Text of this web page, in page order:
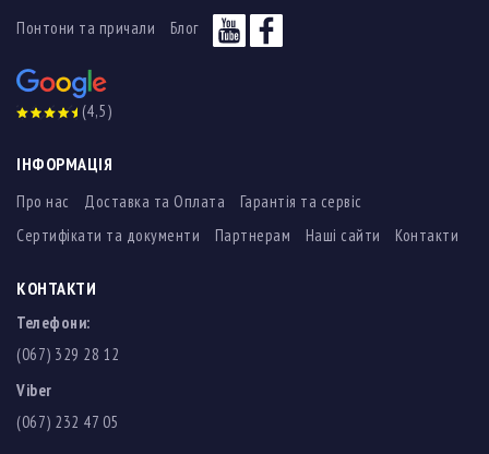
Понтони та причали Блог
(4,5)
ІНФОРМАЦІЯ
Про нас Доставка та Оплата
Гарантія та сервіс
Сертифікати та документи
Партнерам Наші сайти Контакти
КОНТАКТИ
Телефони:
(067) 329 28 12
Viber
(067) 232 47 05